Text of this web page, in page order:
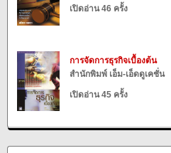
เปิดอ่าน 46 ครั้ง
การจัดการธุรกิจเบื้องต้น
สำนักพิมพ์ เอ็ม-เอ็ดดูเคชั่น
เปิดอ่าน 45 ครั้ง